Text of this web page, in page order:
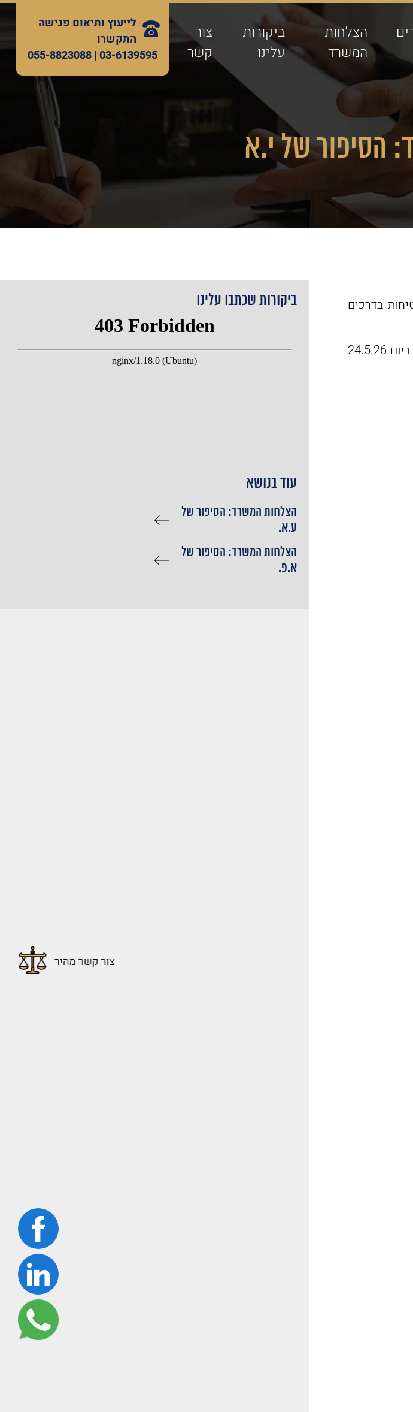
הצלחות
המשרד
ביקורות
עלינו
צור
קשר
לייעוץ ותיאום פגישה
התקשרו
03-6139595 |
055-8823088
הסיפור של י.א
בדרכים
הגשנו בשמו ערר על קביעת המכון הרפואי ובהחלטה שניתנה ע"י ועדת הערר ביום 24.5.26
ביקורות שכתבו עלינו
עוד בנושא
הצלחות המשרד: הסיפור של
ע.א.
הצלחות המשרד: הסיפור של
א.פ.